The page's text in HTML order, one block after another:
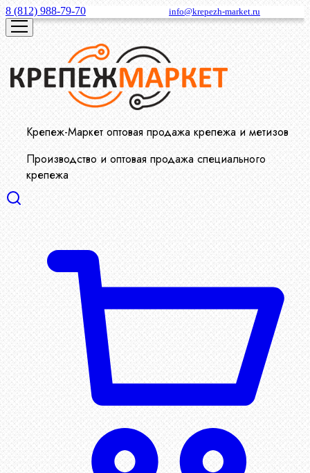
8 (812) 988-79-70 info@krepezh-market.ru
Крепеж-Маркет оптовая продажа крепежа и метизов
Производство и оптовая продажа специального
крепежа